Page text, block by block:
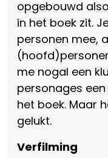
opgebouwd
in het boek zit.
personen mee,
me nogal een
personages
het boek. Maar
gelukt.
Verfilming